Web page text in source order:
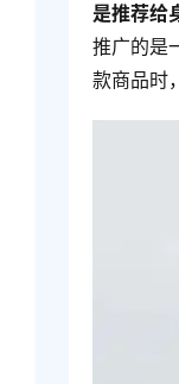
是推荐给
推广的是
款商品时